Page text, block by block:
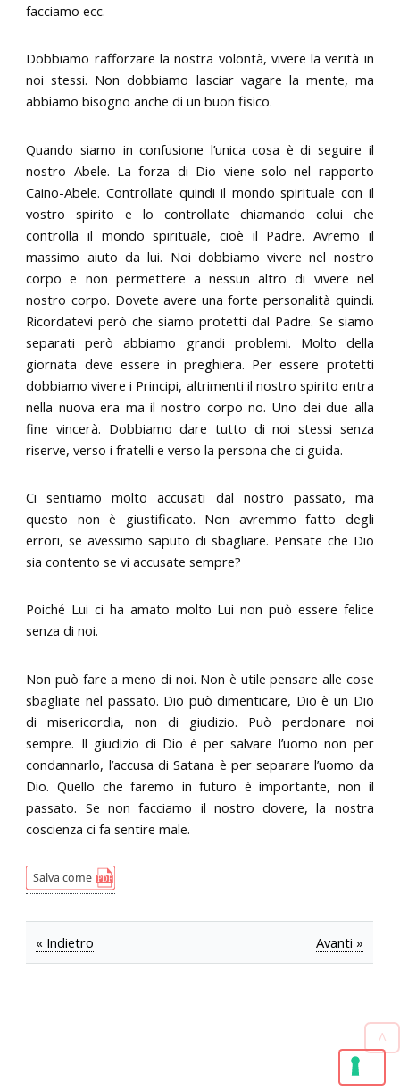
facciamo ecc.
Dobbiamo rafforzare la nostra volontà, vivere la verità in
noi stessi. Non dobbiamo lasciar vagare la mente, ma
abbiamo bisogno anche di un buon fisico.
Quando siamo in confusione l’unica cosa è di seguire il
nostro Abele. La forza di Dio viene solo nel rapporto
Caino-Abele. Controllate quindi il mondo spirituale con il
vostro spirito e lo controllate chiamando colui che
controlla il mondo spirituale, cioè il Padre. Avremo il
massimo aiuto da lui. Noi dobbiamo vivere nel nostro
corpo e non permettere a nessun altro di vivere nel
nostro corpo. Dovete avere una forte personalità quindi.
Ricordatevi però che siamo protetti dal Padre. Se siamo
separati però abbiamo grandi problemi. Molto della
giornata deve essere in preghiera. Per essere protetti
dobbiamo vivere i Principi, altrimenti il nostro spirito entra
nella nuova era ma il nostro corpo no. Uno dei due alla
fine vincerà. Dobbiamo dare tutto di noi stessi senza
riserve, verso i fratelli e verso la persona che ci guida.
Ci sentiamo molto accusati dal nostro passato, ma
questo non è giustificato. Non avremmo fatto degli
errori, se avessimo saputo di sbagliare. Pensate che Dio
sia contento se vi accusate sempre?
Poiché Lui ci ha amato molto Lui non può essere felice
senza di noi.
Non può fare a meno di noi. Non è utile pensare alle cose
sbagliate nel passato. Dio può dimenticare, Dio è un Dio
di misericordia, non di giudizio. Può perdonare noi
sempre. Il giudizio di Dio è per salvare l’uomo non per
condannarlo, l’accusa di Satana è per separare l’uomo da
Dio. Quello che faremo in futuro è importante, non il
passato. Se non facciamo il nostro dovere, la nostra
coscienza ci fa sentire male.
« Indietro Avanti »
^